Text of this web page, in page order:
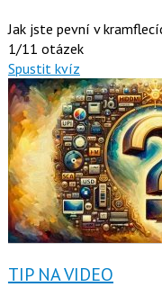
Jak jste pevní v
1/11 otázek
Spustit kvíz
TIP NA VIDEO